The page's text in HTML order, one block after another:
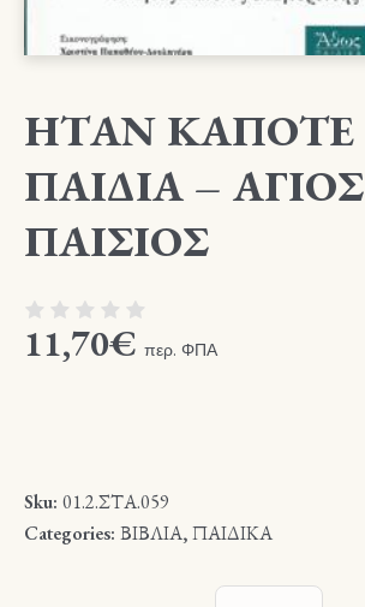
ΗΤΑΝ ΚΑΠΟΤΕ
ΠΑΙΔΙΑ – ΑΓΙΟΣ
ΠΑΙΣΙΟΣ
11,70€ περ. ΦΠΑ
Sku: 01.2.ΣΤΑ.059
Categories: ΒΙΒΛΙΑ,ΠΑΙΔΙΚΑ